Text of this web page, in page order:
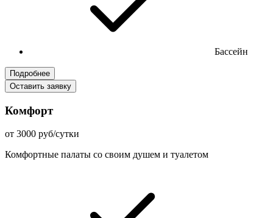
Бассейн
Подробнее
Оставить заявку
Комфорт
от 3000 руб/сутки
Комфортные палаты со своим душем и туалетом